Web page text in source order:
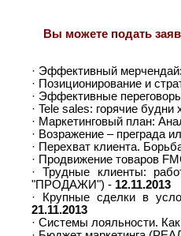
Вы можете подать
· Эффективный
· Позиционирование и
· Эффективные
· Tele sales: горячие
· Маркетинговый план:
· Возражение – преграда
· Перехват клиента.
· Продвижение товаров
· Трудные клиенты:
"ПРОДАЖИ") - 12.11.2013
· Крупные сделки в
21.11.2013
· Системы лояльности.